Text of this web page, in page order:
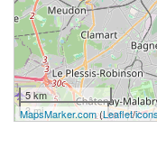
5 km
3 mi
MapsMarker.com(Leaflet/